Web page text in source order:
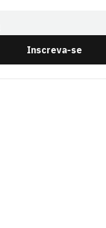
Inscreva-se